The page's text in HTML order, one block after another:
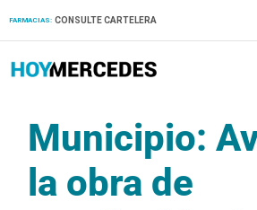
FARMACIAS: CONSULTE CARTELERA
Municipio:
la obra de